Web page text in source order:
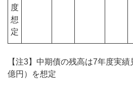
度
想
定
【注3】中期債の残高は7年度実
億円）を想定